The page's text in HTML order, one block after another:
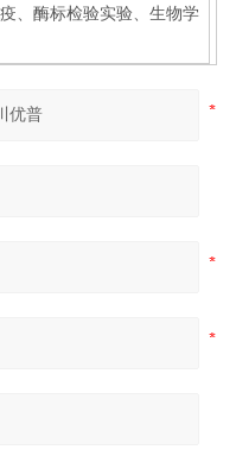
、酶标检验实验、生物学